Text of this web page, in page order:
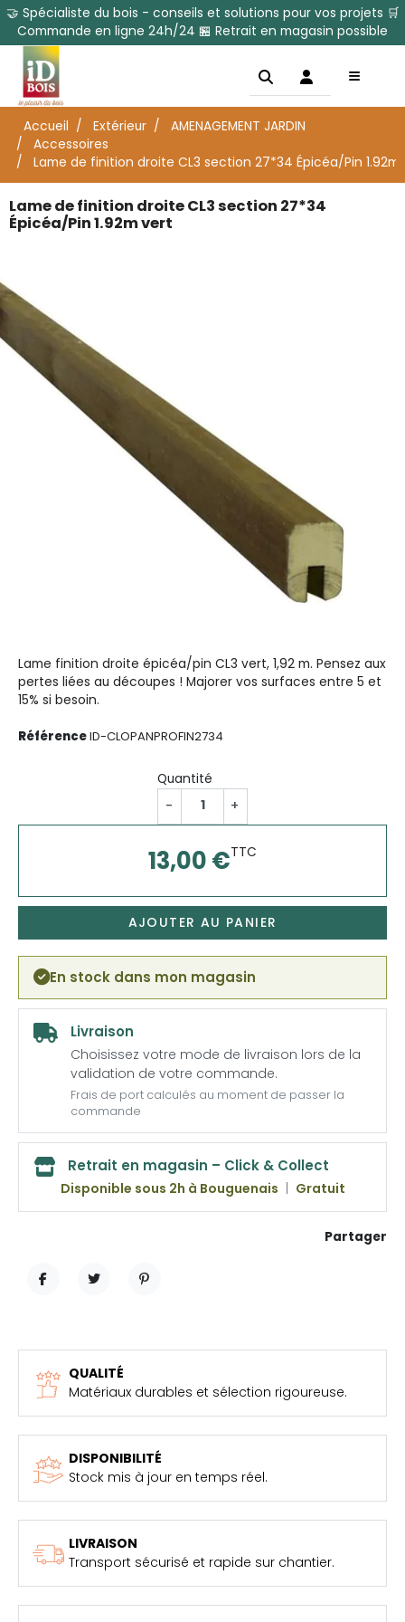
🤝 Spécialiste du bois - conseils et solutions pour vos projets 🛒
Commande en ligne 24h/24 🏪 Retrait en magasin possible
Accueil Extérieur
AMENAGEMENT JARDIN
Accessoires
Lame de finition droite CL3 section 27*34 Épicéa/Pin 1.92m
Lame de finition droite CL3 section 27*34
Épicéa/Pin 1.92m vert
Lame finition droite épicéa/pin CL3 vert, 1,92 m. Pensez aux
pertes liées au découpes ! Majorer vos surfaces entre 5 et
15% si besoin.
RéférenceID-CLOPANPROFIN2734
Quantité
- +
13,00 €TTC
AJOUTER AU PANIER
En stock dans mon magasin
Livraison
Choisissez votre mode de livraison lors de la
validation de votre commande.
Frais de port calculés au moment de passer la
commande
Retrait en magasin – Click & Collect
Disponible sous 2h à Bouguenais | Gratuit
Partager
QUALITÉ
Matériaux durables et sélection rigoureuse.
DISPONIBILITÉ
Stock mis à jour en temps réel.
LIVRAISON
Transport sécurisé et rapide sur chantier.